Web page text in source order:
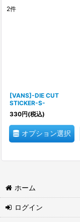
サブカテゴリ
2件
[VANS]-DIE CUT
STICKER-S-
330円(税込)
オプション選択
ホーム
ログイン